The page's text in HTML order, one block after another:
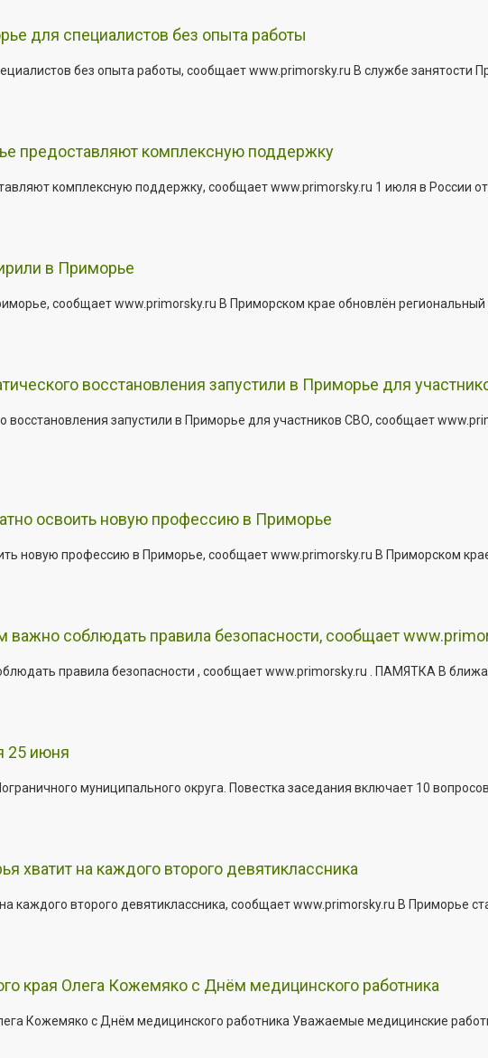
для специалистов без опыта работы
без опыта работы, сообщает www.primorsky.ru В службе занятости
предоставляют комплексную поддержку
комплексную поддержку, сообщает www.primorsky.ru 1 июля в России
в Приморье
сообщает www.primorsky.ru В Приморском крае обновлён
восстановления запустили в Приморье для
восстановления запустили в Приморье для участников СВО, сообщает
освоить новую профессию в Приморье
новую профессию в Приморье, сообщает www.primorsky.ru В Приморском
соблюдать правила безопасности, сообщает
правила безопасности , сообщает www.primorsky.ru . ПАМЯТКА В
25 июня
муниципального округа. Повестка заседания включает 10
на каждого второго девятиклассника
каждого второго девятиклассника, сообщает www.primorsky.ru В Приморье
края Олега Кожемяко с Днём медицинского работника
Кожемяко с Днём медицинского работника Уважаемые медицинские